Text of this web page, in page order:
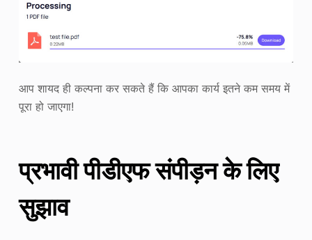
आप शायद ही कल्पना कर सकते हैं कि आपका कार्य इतने कम समय में
पूरा हो जाएगा!
प्रभावी पीडीएफ संपीड़न के लिए
सुझाव